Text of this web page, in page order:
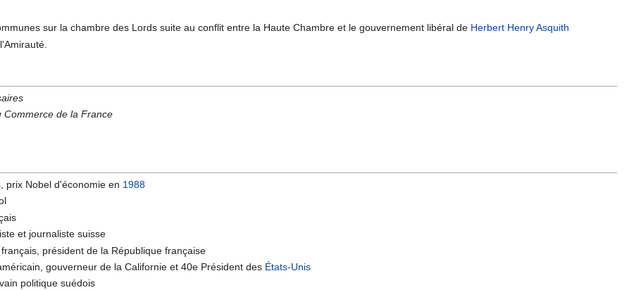
sur la chambre des Lords suite au conflit entre la Haute Chambre et le gouvernement libéral de Herbert Henry Asquith
Commerce de la France
prix Nobel d'économie en 1988
et journaliste suisse
français, président de la République française
gouverneur de la Californie et 40e Président des États-Unis
politique suédois